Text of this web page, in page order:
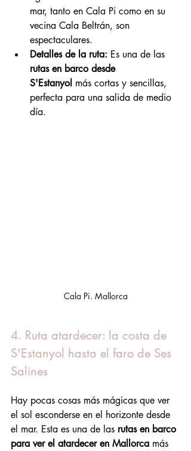
mar, tanto en Cala Pi como en su
vecina Cala Beltrán, son
espectaculares.
Detalles de la ruta: Es una de las
rutas en barco desde
S'Estanyol más cortas y sencillas,
perfecta para una salida de medio
día.
Cala Pi. Mallorca
4. Ruta atardecer: la costa de
S'Estanyol hasta el faro de Ses
Salines
Hay pocas cosas más mágicas que ver
el sol esconderse en el horizonte desde
el mar. Esta es una de las rutas en barco
para ver el atardecer en Mallorca más